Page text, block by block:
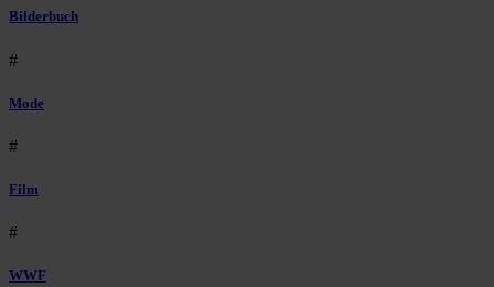
Bilderbuch
#
Mode
#
Film
#
WWF